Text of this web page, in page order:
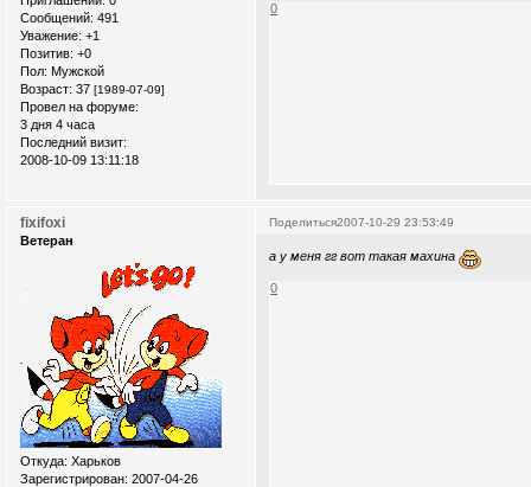
Сообщений: 491
Уважение: +1
Позитив: +0
Пол: Мужской
Возраст: 37 [1989-07-09]
Провел на форуме:
3 дня 4 часа
Последний визит:
2008-10-09 13:11:18
0
Поделиться2007-10-29 23:53:49
fixifoxi
Ветеран
Откуда: Xарьков
Зарегистрирован: 2007-04-26
а у меня гг вот такая махина
0